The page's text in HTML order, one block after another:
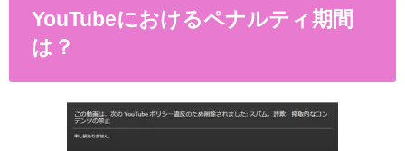
YouTubeにおけるペナルティ期間
は？